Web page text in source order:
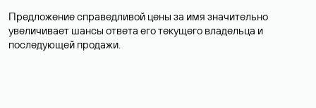
Предложение справедливой цены за имя значительно
увеличивает шансы ответа его текущего владельца и
последующей продажи.